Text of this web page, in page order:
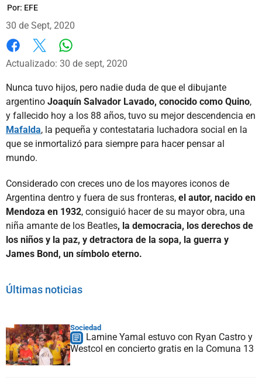
Por: EFE
30 de Sept, 2020
Facebook
X
Actualizado: 30 de sept, 2020
Nunca tuvo hijos, pero nadie duda de que el dibujante
argentino Joaquín Salvador Lavado, conocido como Quino,
y fallecido hoy a los 88 años, tuvo su mejor descendencia en
Mafalda, la pequeña y contestataria luchadora social en la
que se inmortalizó para siempre para hacer pensar al
mundo.
Considerado con creces uno de los mayores iconos de
Argentina dentro y fuera de sus fronteras, el autor, nacido en
Mendoza en 1932, consiguió hacer de su mayor obra, una
niña amante de los Beatles, la democracia, los derechos de
los niños y la paz, y detractora de la sopa, la guerra y
James Bond, un símbolo eterno.
Últimas noticias
Sociedad
Lamine Yamal estuvo con Ryan Castro y
Westcol en concierto gratis en la Comuna 13